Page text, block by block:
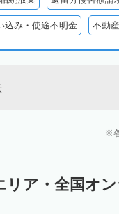
込み・使途不明金 不動
リア・全国オ